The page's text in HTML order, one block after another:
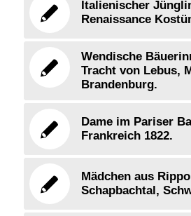
Italienischer
Renaissance
Wendische
Tracht von Lebus,
Brandenburg.
Dame im Pariser
Frankreich 1822.
Mädchen aus
Schapbachtal,